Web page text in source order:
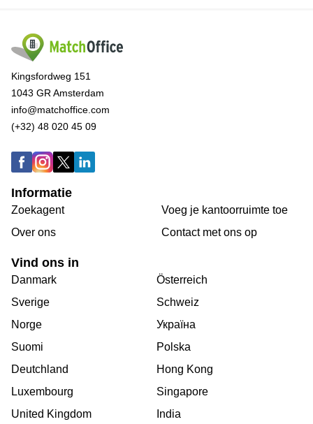
Kingsfordweg 151
1043 GR Amsterdam
info@matchoffice.com
(+32) 48 020 45 09
Informatie
Zoekagent
Over ons
Voeg je kantoorruimte toe
Сontact met ons op
Vind ons in
Danmark
Sverige
Norge
Suomi
Deutchland
Luxembourg
United Kingdom
Österreich
Schweiz
Україна
Polska
Hong Kong
Singapore
India